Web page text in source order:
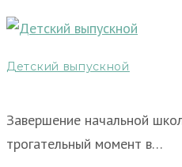
Детский выпускной
Завершение начальной
трогательный момент в…